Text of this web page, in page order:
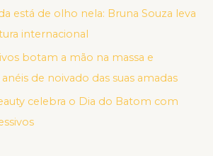
está de olho nela: Bruna Souza leva
internacional
botam a mão na massa e
de noivado das suas amadas
celebra o Dia do Batom com